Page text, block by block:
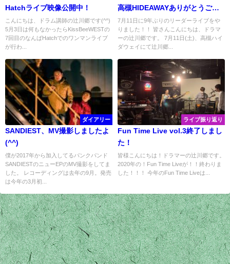
Hatchライブ映像公開中！
こんにちは、ドラム講師の辻川郷です(^^)
5月3日は何もなかったらKissBeeWESTの
7回目のなんばHatchでのワンマンライブ
が行わ...
高槻HIDEAWAYありがとうござ
いました！！
7月11日に9年ぶりのリーダーライブをや
りました！！ 皆さんこんにちは、ドラマ
ーの辻川郷です。 7月11日(土)、高槻ハイ
ダウェイにて辻川郷...
ダイアリー
SANDIEST、MV撮影しましたよ
(^^)
僕が2017年から加入してるパンクパンド
SANDIESTのニューEPのMV撮影をしてま
した。 レコーディングは去年の9月。発売
は今年の3月初...
ライブ振り返り
Fun Time Live vol.3終了しまし
た！
皆様こんにちは！ドラマーの辻川郷です。
2020年の！Fun Time Liveが！！終わりま
した！！！ 今年のFun Time Liveは...